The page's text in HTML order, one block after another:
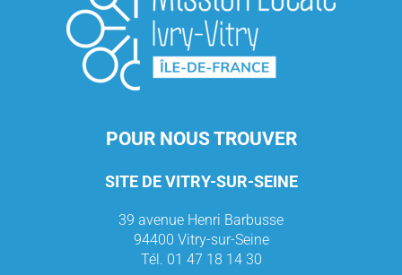
POUR NOUS TROUVER
SITE DE VITRY-SUR-SEINE
39 avenue Henri Barbusse
94400 Vitry-sur-Seine
Tél. 01 47 18 14 30